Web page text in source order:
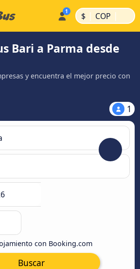
$ | COP |
Bari a Parma desde
y encuentra el mejor precio con
1
con Booking.com
Buscar